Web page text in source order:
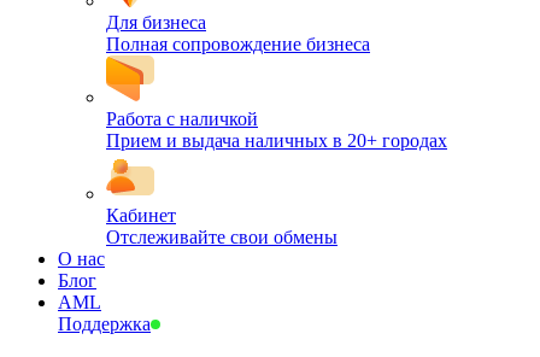
Для бизнеса
Полная сопровождение бизнеса
Работа с наличкой
Прием и выдача наличных в 20+ городах
Кабинет
Отслеживайте свои обмены
О нас
Блог
AML
Поддержка